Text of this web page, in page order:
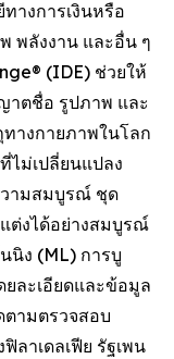
างการเงินหรือ
พลังงาน และอื่น ๆ
(IDE) ช่วยให้
าตชื่อ รูปภาพ และ
างกายภาพในโลก
ไม่เปลี่ยนแปลง
ามสมบูรณ์ ชุด
ต่งได้อย่างสมบูรณ์
นิง (ML) การบู
ละเอียดและข้อมูล
ามตรวจสอบ
าเดลเฟีย รัฐเพน